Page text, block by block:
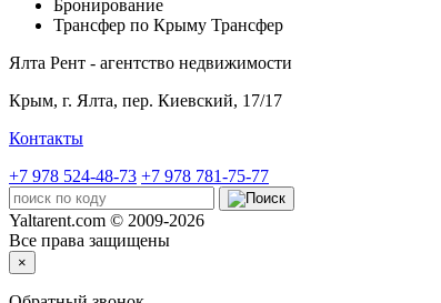
Бронирование
Трансфер по Крыму Трансфер
Ялта Рент - агентство недвижимости
Крым, г. Ялта, пер. Киевский, 17/17
Контакты
+7 978 524-48-73 +7 978 781-75-77
Yaltarent.com © 2009-2026
Все права защищены
×